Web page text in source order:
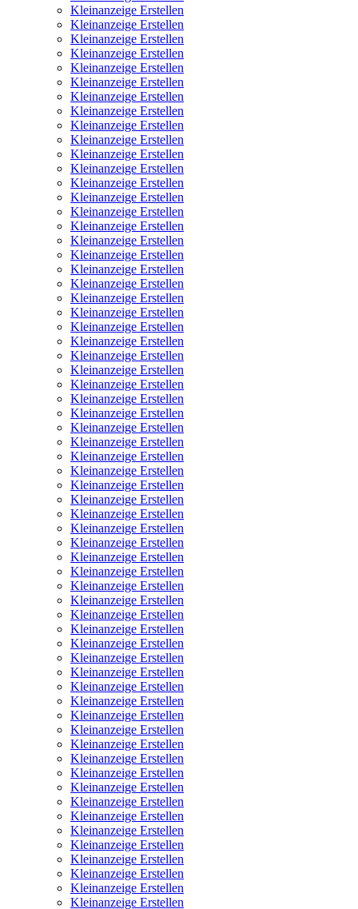
Kleinanzeige Erstellen
Kleinanzeige Erstellen
Kleinanzeige Erstellen
Kleinanzeige Erstellen
Kleinanzeige Erstellen
Kleinanzeige Erstellen
Kleinanzeige Erstellen
Kleinanzeige Erstellen
Kleinanzeige Erstellen
Kleinanzeige Erstellen
Kleinanzeige Erstellen
Kleinanzeige Erstellen
Kleinanzeige Erstellen
Kleinanzeige Erstellen
Kleinanzeige Erstellen
Kleinanzeige Erstellen
Kleinanzeige Erstellen
Kleinanzeige Erstellen
Kleinanzeige Erstellen
Kleinanzeige Erstellen
Kleinanzeige Erstellen
Kleinanzeige Erstellen
Kleinanzeige Erstellen
Kleinanzeige Erstellen
Kleinanzeige Erstellen
Kleinanzeige Erstellen
Kleinanzeige Erstellen
Kleinanzeige Erstellen
Kleinanzeige Erstellen
Kleinanzeige Erstellen
Kleinanzeige Erstellen
Kleinanzeige Erstellen
Kleinanzeige Erstellen
Kleinanzeige Erstellen
Kleinanzeige Erstellen
Kleinanzeige Erstellen
Kleinanzeige Erstellen
Kleinanzeige Erstellen
Kleinanzeige Erstellen
Kleinanzeige Erstellen
Kleinanzeige Erstellen
Kleinanzeige Erstellen
Kleinanzeige Erstellen
Kleinanzeige Erstellen
Kleinanzeige Erstellen
Kleinanzeige Erstellen
Kleinanzeige Erstellen
Kleinanzeige Erstellen
Kleinanzeige Erstellen
Kleinanzeige Erstellen
Kleinanzeige Erstellen
Kleinanzeige Erstellen
Kleinanzeige Erstellen
Kleinanzeige Erstellen
Kleinanzeige Erstellen
Kleinanzeige Erstellen
Kleinanzeige Erstellen
Kleinanzeige Erstellen
Kleinanzeige Erstellen
Kleinanzeige Erstellen
Kleinanzeige Erstellen
Kleinanzeige Erstellen
Kleinanzeige Erstellen